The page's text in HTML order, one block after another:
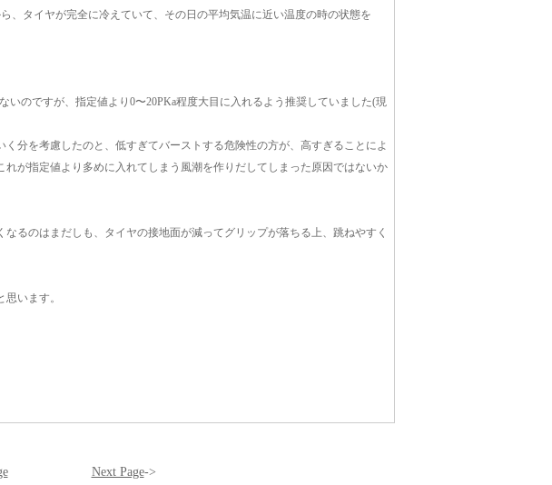
、タイヤが完全に冷えていて、その日の平均気温に近い温度の時の状態を
のですが、指定値より0〜20PKa程度大目に入れるよう推奨していました(現
分を考慮したのと、低すぎてバーストする危険性の方が、高すぎることによ
が指定値より多めに入れてしまう風潮を作りだしてしまった原因ではないか
るのはまだしも、タイヤの接地面が減ってグリップが落ちる上、跳ねやすく
います。
Next Page->